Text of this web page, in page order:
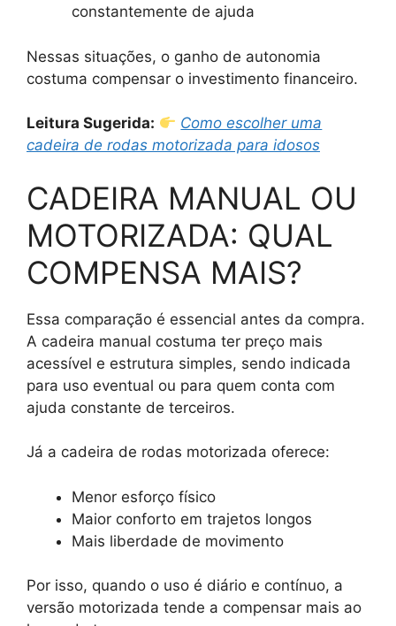
constantemente de ajuda
Nessas situações, o ganho de autonomia
costuma compensar o investimento financeiro.
Leitura Sugerida:
Como escolher uma
cadeira de rodas motorizada para idosos
CADEIRA MANUAL OU
MOTORIZADA: QUAL
COMPENSA MAIS?
Essa comparação é essencial antes da compra.
A cadeira manual costuma ter preço mais
acessível e estrutura simples, sendo indicada
para uso eventual ou para quem conta com
ajuda constante de terceiros.
Já a cadeira de rodas motorizada oferece:
Menor esforço físico
Maior conforto em trajetos longos
Mais liberdade de movimento
Por isso, quando o uso é diário e contínuo, a
versão motorizada tende a compensar mais ao